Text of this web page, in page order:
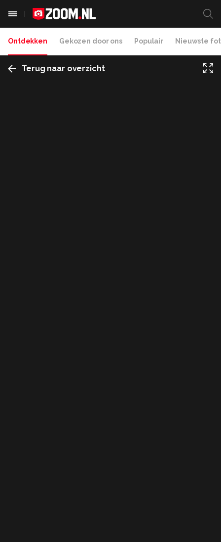
Ontdekken Gekozen door ons Populair Nieuwste
Terug naar overzicht